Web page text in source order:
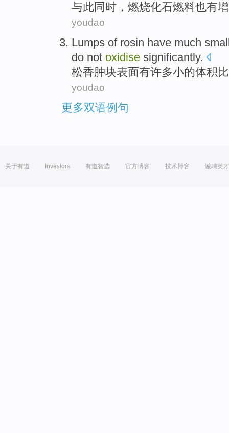
与此同时 ， 燃烧化石燃料也有
youdao
Lumps of rosin have much
do not oxidise significantly.
松香肿块表面有许多小的体积 比
youdao
更多双语例句
关于有道 Investors 有道智选 官方博客 技术博客 诚聘英才